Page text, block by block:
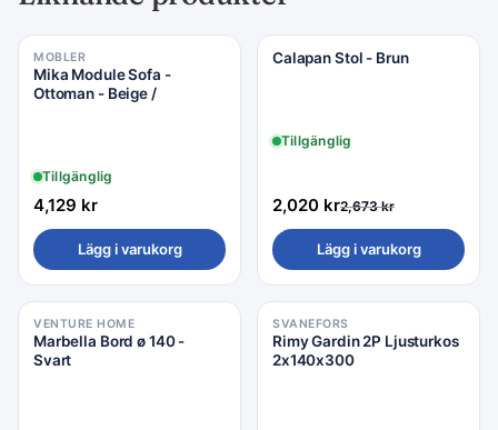
MOBLER
Mika Module Sofa -
Ottoman - Beige /
Tillgänglig
4,129 kr
Lägg i varukorg
Rea −24%
Calapan Stol - Brun
Tillgänglig
2,020 kr2,673kr
Lägg i varukorg
Rea −24%
VENTURE HOME
Marbella Bord ø 140 -
Svart
SVANEFORS
Rimy Gardin 2P Ljusturkos
2x140x300